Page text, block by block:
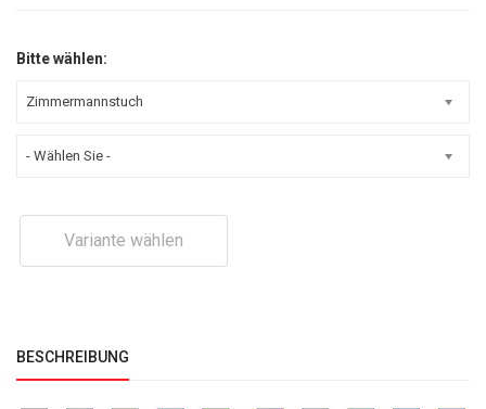
Bitte wählen:
Zimmermannstuch
- Wählen Sie -
Variante wählen
BESCHREIBUNG